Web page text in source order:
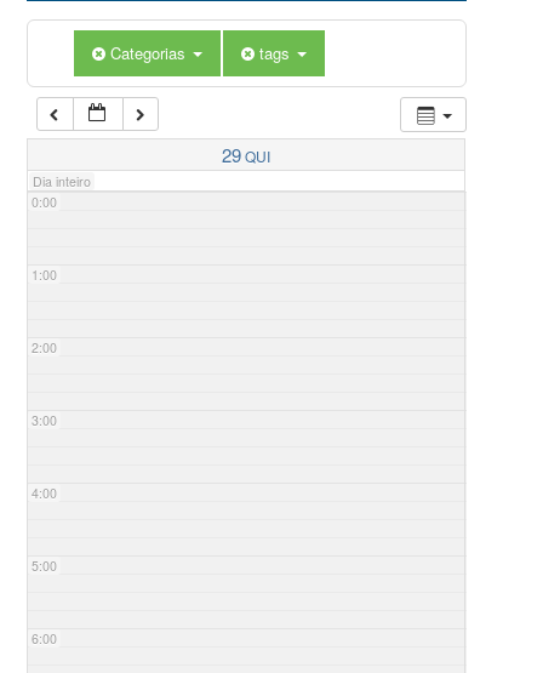
Categorias tags
29QUI
Dia inteiro
0:00
1:00
2:00
3:00
4:00
5:00
6:00